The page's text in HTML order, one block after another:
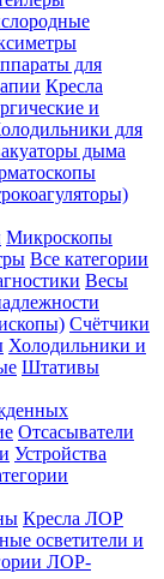
для
Кресла
и
для
дыма
Микроскопы
Все категории
Весы
Счётчики
Холодильники и
Штативы
Отсасыватели
Устройства
Кресла ЛОР
осветители и
ЛОР-